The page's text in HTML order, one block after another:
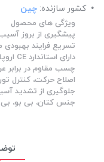
کشور سازنده: چین
ویژگی های محصول
پیشگیری از بروز
تسریع فرایند
دارای استاندارد CE اروپا
چسب مقاوم در
اصلاح حرکت، کنترل
جلوگیری از تشدید
جنس کتان، بی بو،